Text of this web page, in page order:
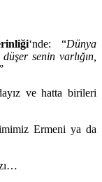
‘nde: “Dünya
senin varlığın,
ve hatta birileri
Ermeni ya da